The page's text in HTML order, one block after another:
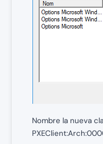
Nombre la nueva